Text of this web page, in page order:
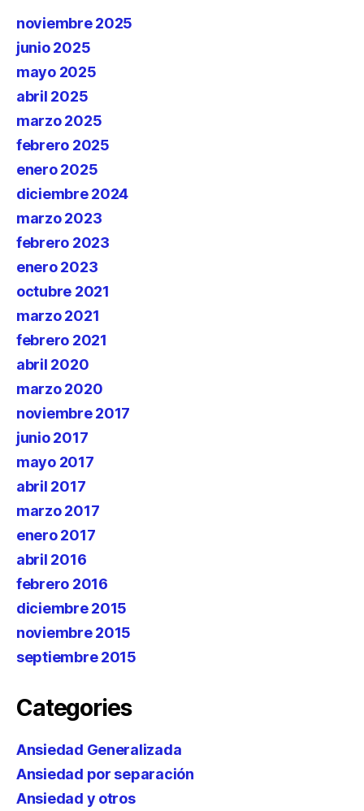
noviembre 2025
junio 2025
mayo 2025
abril 2025
marzo 2025
febrero 2025
enero 2025
diciembre 2024
marzo 2023
febrero 2023
enero 2023
octubre 2021
marzo 2021
febrero 2021
abril 2020
marzo 2020
noviembre 2017
junio 2017
mayo 2017
abril 2017
marzo 2017
enero 2017
abril 2016
febrero 2016
diciembre 2015
noviembre 2015
septiembre 2015
Categories
Ansiedad Generalizada
Ansiedad por separación
Ansiedad y otros